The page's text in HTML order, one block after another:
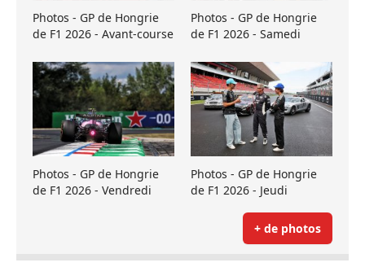
Photos - GP de Hongrie
de F1 2026 - Avant-course
Photos - GP de Hongrie
de F1 2026 - Samedi
Photos - GP de Hongrie
de F1 2026 - Vendredi
Photos - GP de Hongrie
de F1 2026 - Jeudi
+ de photos